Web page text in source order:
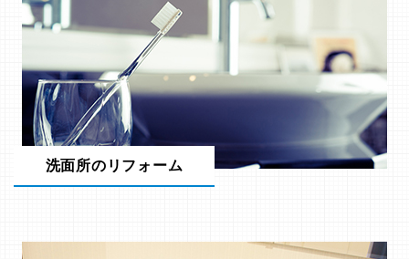
洗面所のリフォーム